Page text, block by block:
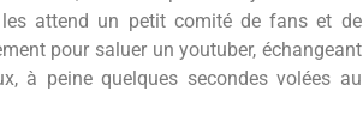
les attend un petit comité de fans et de
pour saluer un youtuber, échangeant
à peine quelques secondes volées au